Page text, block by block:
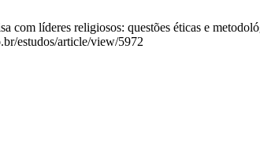
com líderes religiosos: questões éticas e
estudos/article/view/5972